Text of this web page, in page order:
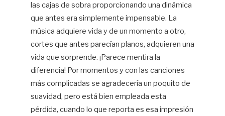
las cajas de sobra proporcionando una dinámica
que antes era simplemente impensable. La
música adquiere vida y de un momento a otro,
cortes que antes parecían planos, adquieren una
vida que sorprende. ¡Parece mentira la
diferencia! Por momentos y con las canciones
más complicadas se agradecería un poquito de
suavidad, pero está bien empleada esta
pérdida, cuando lo que reporta es esa impresión